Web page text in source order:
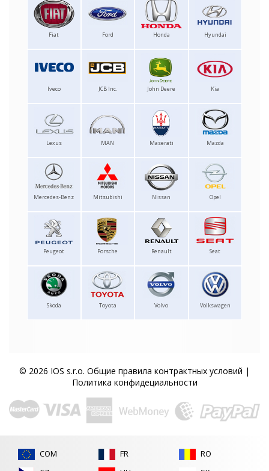
Fiat Ford Honda Hyundai
Iveco JCB Inc. John Deere Kia
Lexus MAN Maserati Mazda
Mercedes-Benz Mitsubishi Nissan Opel
Peugeot Porsche Renault Seat
Skoda Toyota Volvo Volkswagen
© 2026 IOS s.r.o. Общие правила контрактных условий |
Политика конфидециальности
COM
FR
RO